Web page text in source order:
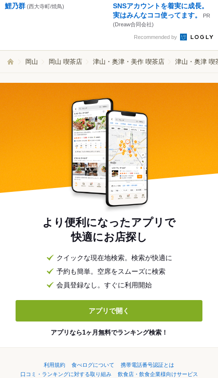
鯉乃群 (西大寺町/焼鳥)
SNSアカウントを着実に成長。
実はみんなココ使ってます。
PR
(Dreaw合同会社)
Recommended by
岡山 岡山 喫茶店 津山・奥津・美作 喫茶店 津山・奥津 喫
より便利になったアプリで
快適にお店探し
クイックな現在地検索。検索が快適に
予約も簡単。空席をスムーズに検索
会員登録なし。すぐに利用開始
アプリで開く
アプリなら1ヶ月無料でランキング検索！
利用規約 食べログについて
携帯電話番号認証とは
口コミ・ランキングに対する取り組み
飲食店・飲食企業様向けサービス